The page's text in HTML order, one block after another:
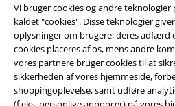
Vi bruger cookies og andre
kaldet "cookies". Disse teknologier
oplysninger om brugere, deres adfærd
cookies placeres af os, mens andre
vores partnere bruger cookies til at
sikkerheden af ​​vores hjemmeside,
shoppingoplevelse, samt udføre
Juridisk
Salgs-, medlems- & leveringsbetingelser